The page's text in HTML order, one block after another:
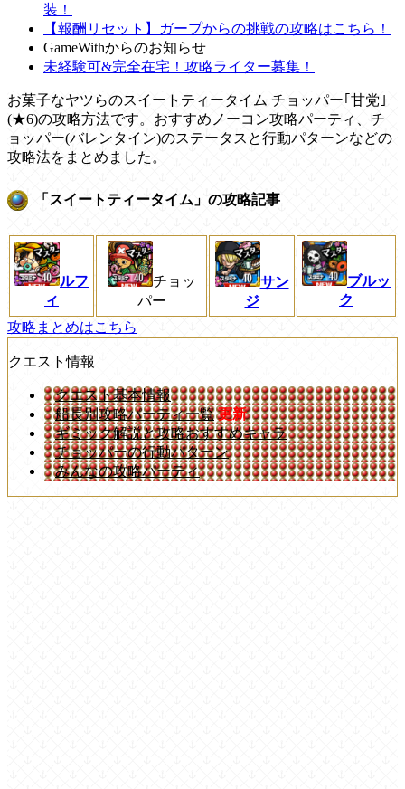
装！
【報酬リセット】ガープからの挑戦の攻略はこちら！
GameWithからのお知らせ
未経験可&完全在宅！攻略ライター募集！
お菓子なヤツらのスイートティータイム チョッパー｢甘党｣
(★6)の攻略方法です。おすすめノーコン攻略パーティ、チ
ョッパー(バレンタイン)のステータスと行動パターンなどの
攻略法をまとめました。
「スイートティータイム」の攻略記事
ルフ
ィ
チョッ
パー
サン
ジ
ブルッ
ク
攻略まとめはこちら
クエスト情報
クエスト基本情報
船長別攻略パーティ一覧更新
ギミック解説と攻略おすすめキャラ
チョッパーの行動パターン
みんなの攻略パーティ